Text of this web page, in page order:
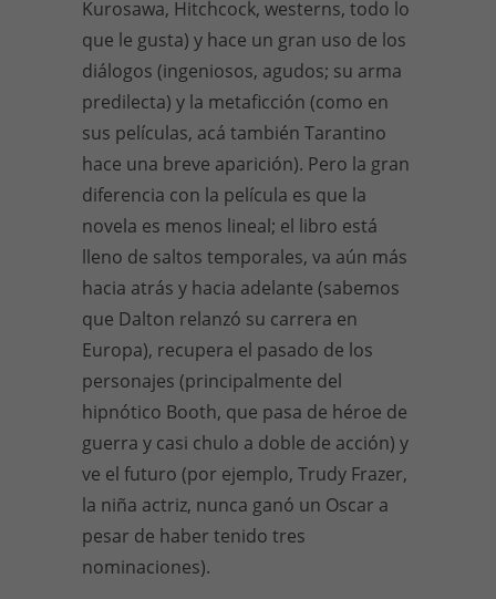
Kurosawa, Hitchcock, westerns, todo lo
que le gusta) y hace un gran uso de los
diálogos (ingeniosos, agudos; su arma
predilecta) y la metaficción (como en
sus películas, acá también Tarantino
hace una breve aparición). Pero la gran
diferencia con la película es que la
novela es menos lineal; el libro está
lleno de saltos temporales, va aún más
hacia atrás y hacia adelante (sabemos
que Dalton relanzó su carrera en
Europa), recupera el pasado de los
personajes (principalmente del
hipnótico Booth, que pasa de héroe de
guerra y casi chulo a doble de acción) y
ve el futuro (por ejemplo, Trudy Frazer,
la niña actriz, nunca ganó un Oscar a
pesar de haber tenido tres
nominaciones).